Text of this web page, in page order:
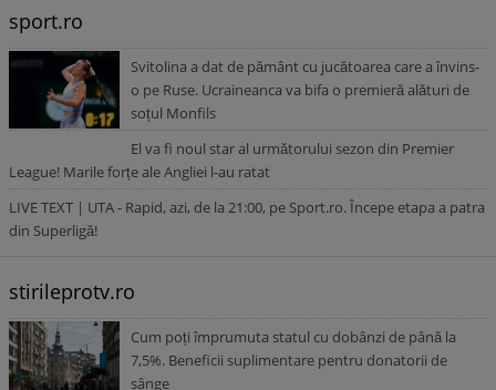
sport.ro
Svitolina a dat de pământ cu jucătoarea care a învins-
o pe Ruse. Ucraineanca va bifa o premieră alături de
soțul Monfils
El va fi noul star al următorului sezon din Premier
League! Marile forțe ale Angliei l-au ratat
LIVE TEXT | UTA - Rapid, azi, de la 21:00, pe Sport.ro. Începe etapa a patra
din Superligă!
stirileprotv.ro
Cum poți împrumuta statul cu dobânzi de până la
7,5%. Beneficii suplimentare pentru donatorii de
sânge